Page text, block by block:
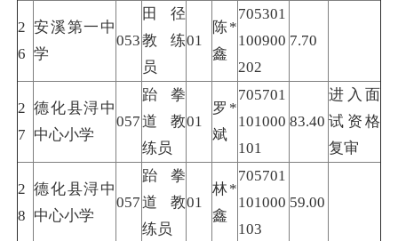
2
6
安溪第一中
学
053
田径
教练
员
01
陈*
鑫
705301
100900
202
7.70
2
7
德化县浔中
中心小学
057
跆拳
道教
练员
01
罗*
斌
705701
101000
101
83.40
进入面
试资格
复审
2
8
德化县浔中
中心小学
057
跆拳
道教
练员
01
林*
鑫
705701
101000
103
59.00